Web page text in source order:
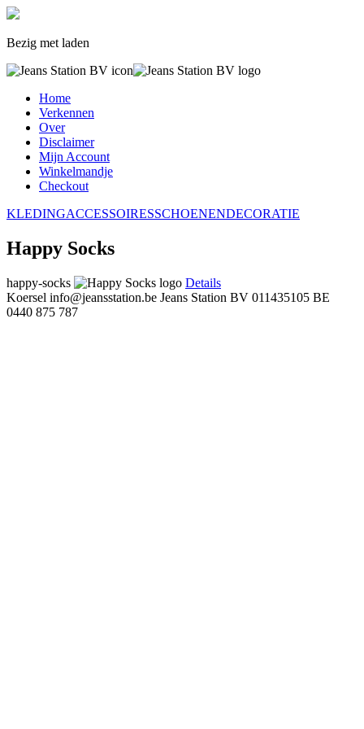
Bezig met laden
Home
Verkennen
Over
Disclaimer
Mijn Account
Winkelmandje
Checkout
KLEDINGACCESSOIRESSCHOENENDECORATIE
Happy Socks
happy-socks
Details
Koersel info@jeansstation.be Jeans Station BV 011435105 BE
0440 875 787